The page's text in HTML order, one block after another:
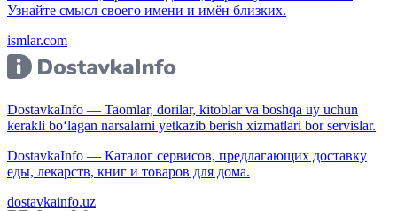
Узнайте смысл своего имени и имён близких.
ismlar.com
DostavkaInfo — Taomlar, dorilar, kitoblar va boshqa uy uchun
kerakli bo‘lagan narsalarni yetkazib berish xizmatlari bor servislar.
DostavkaInfo — Каталог сервисов, предлагающих доставку
еды, лекарств, книг и товаров для дома.
dostavkainfo.uz